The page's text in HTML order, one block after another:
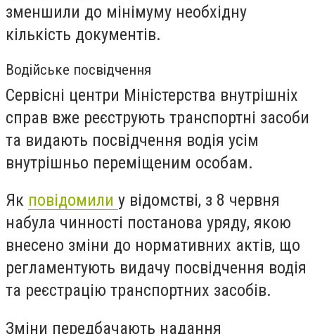
зменшили до мінімуму необхідну
кількість документів.
Водійське посвідчення
Сервісні центри Міністерства внутрішніх
справ вже реєструють транспортні засоби
та видають посвідчення водія усім
внутрішньо переміщеним особам.
Як повідомили у відомстві, з 8 червня
набула чинності постанова уряду, якою
внесено зміни до нормативних актів, що
регламентують видачу посвідчення водія
та реєстрацію транспортних засобів.
Зміни передбачають надання